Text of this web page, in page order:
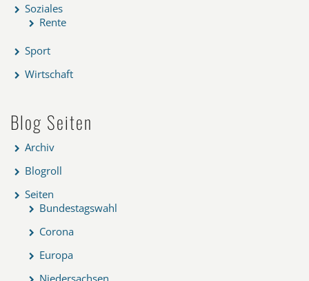
Soziales
Rente
Sport
Wirtschaft
Blog Seiten
Archiv
Blogroll
Seiten
Bundestagswahl
Corona
Europa
Niedersachsen